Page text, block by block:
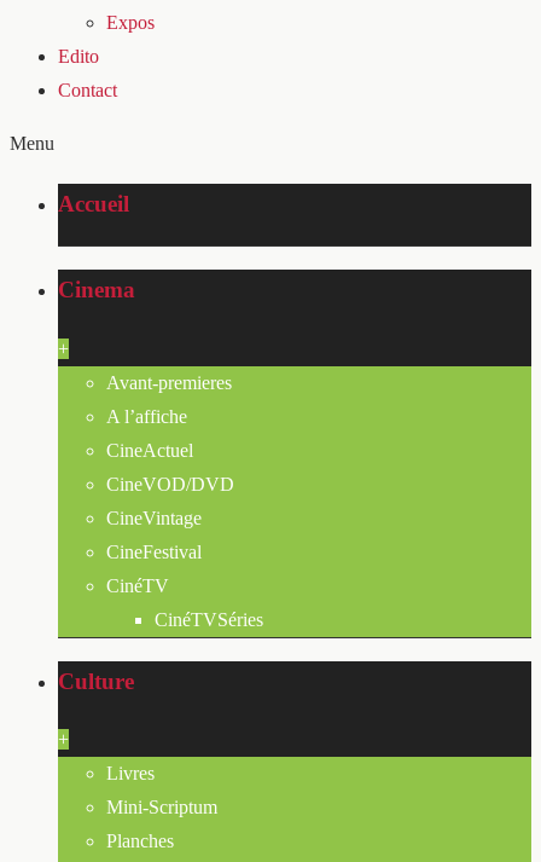
Expos
Edito
Contact
Menu
Accueil
Cinema
+
Avant-premieres
A l’affiche
CineActuel
CineVOD/DVD
CineVintage
CineFestival
CinéTV
CinéTVSéries
Culture
+
Livres
Mini-Scriptum
Planches